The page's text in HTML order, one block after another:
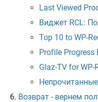
Last Viewed
Виджет RCL:
Top 10 to WP-
Profile Progress
Glaz-TV for WP-
Возврат - вернем